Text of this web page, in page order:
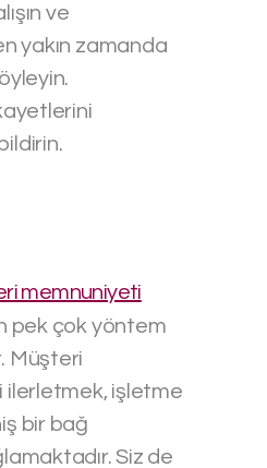
ve
yakın zamanda
memnuniyeti
pek çok yöntem
Müşteri
ilerletmek, işletme
bir bağ
Siz de